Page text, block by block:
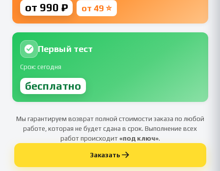
от 990 ₽ от 49 ⭐
Первый тест
Срок: сегодня
бесплатно
Мы гарантируем возврат полной стоимости заказа по любой
работе, которая не будет сдана в срок. Выполнение всех
работ происходит«под ключ».
Заказать